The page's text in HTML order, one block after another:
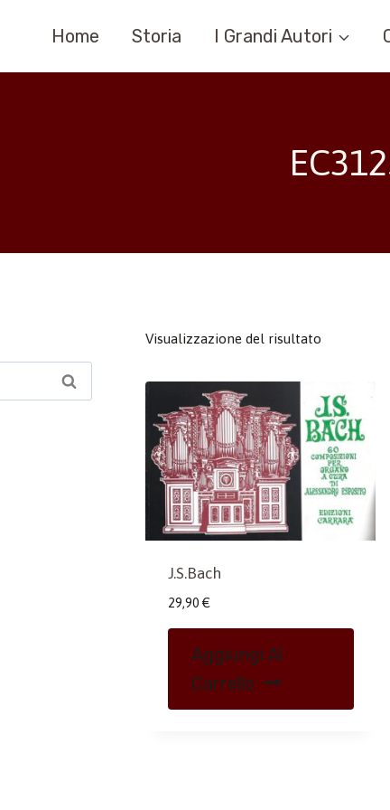
Home Storia I Grandi Autori
Visualizzazione del risultato
J.S.Bach
29,90 €
Aggiungi Al
Carrello
Cerca